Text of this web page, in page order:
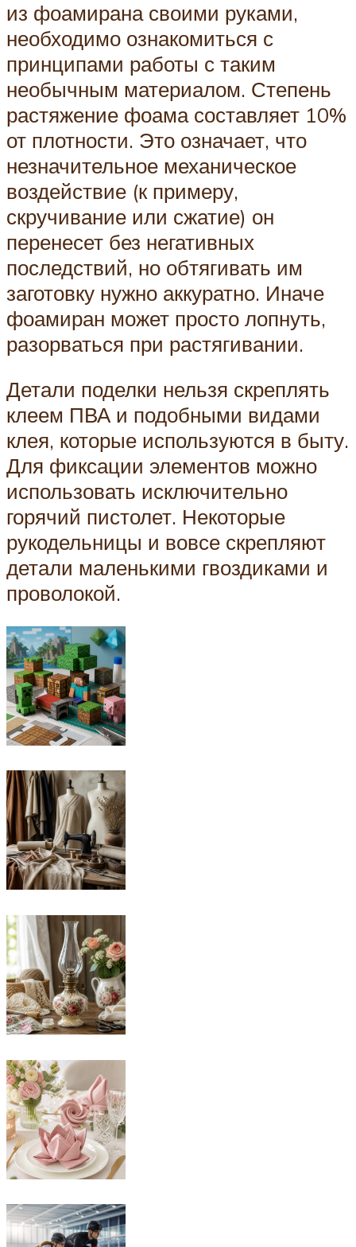
из фоамирана своими руками,
необходимо ознакомиться с
принципами работы с таким
необычным материалом. Степень
растяжение фоама составляет 10%
от плотности. Это означает, что
незначительное механическое
воздействие (к примеру,
скручивание или сжатие) он
перенесет без негативных
последствий, но обтягивать им
заготовку нужно аккуратно. Иначе
фоамиран может просто лопнуть,
разорваться при растягивании.
Детали поделки нельзя скреплять
клеем ПВА и подобными видами
клея, которые используются в быту.
Для фиксации элементов можно
использовать исключительно
горячий пистолет. Некоторые
рукодельницы и вовсе скрепляют
детали маленькими гвоздиками и
проволокой.